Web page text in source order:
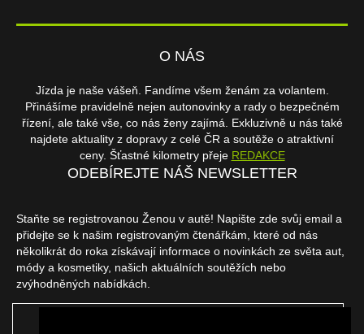
O NÁS
Jízda je naše vášeň. Fandíme všem ženám za volantem.
Přinášíme pravidelně nejen autonovinky a rady o bezpečném
řízení, ale také vše, co nás ženy zajímá. Exkluzivně u nás také
najdete aktuality z dopravy z celé ČR a soutěže o atraktivní
ceny. Šťastné kilometry přeje REDAKCE
ODEBÍREJTE NÁŠ NEWSLETTER
Staňte se registrovanou Ženou v autě! Napište zde svůj email a
přidejte se k našim registrovaným čtenářkám, které od nás
několikrát do roka získávají informace o novinkách ze světa aut,
módy a kosmetiky, našich aktuálních soutěžích nebo
zvýhodněných nabídkách.